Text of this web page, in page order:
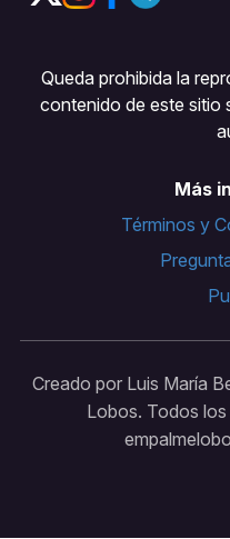
Queda prohibida la
contenido de este sitio
Más
Términos y
Creado por Luis María
Lobos. Todos los